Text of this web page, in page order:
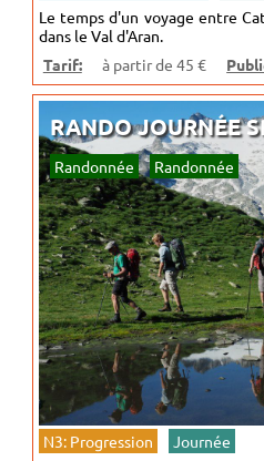
Le temps d'un voyage entre
dans le Val d'Aran.
Tarif:
à partir de 45 €
RANDO JOURNÉE
Randonnée Randonnée
N3: Progression
Journée